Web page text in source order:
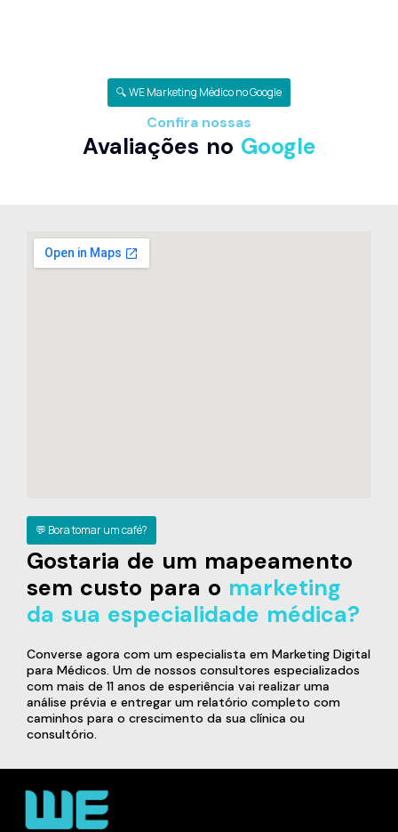
🔍 WE Marketing Médico no Google
Confira nossas
Avaliações no Google
💬 Bora tomar um café?
Gostaria de um mapeamento
sem custo para o marketing
da sua especialidade médica?
Converse agora com um especialista em Marketing Digital
para Médicos. Um de nossos consultores especializados
com mais de 11 anos de esperiência vai realizar uma
análise prévia e entregar um relatório completo com
caminhos para o crescimento da sua clínica ou
consultório.